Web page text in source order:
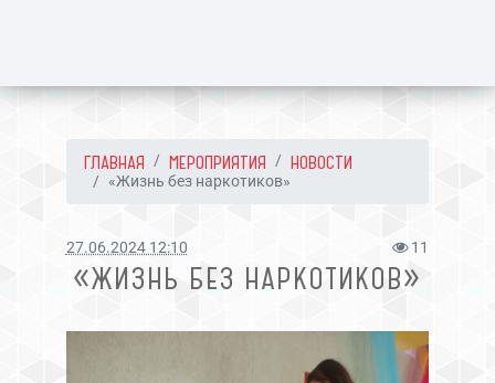
ГЛАВНАЯ МЕРОПРИЯТИЯ НОВОСТИ
«Жизнь без наркотиков»
27.06.2024 12:10 11
«ЖИЗНЬ БЕЗ НАРКОТИКОВ»